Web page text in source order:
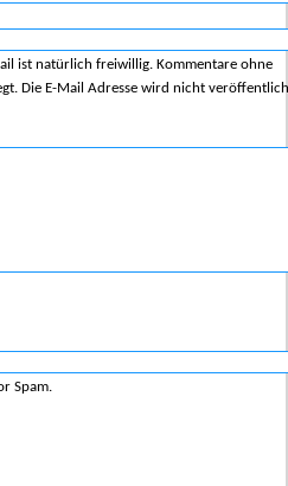
ist natürlich freiwillig. Kommentare ohne
Die E-Mail Adresse wird nicht
Spam.